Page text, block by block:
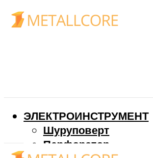
ЭЛЕКТРОИНСТРУМЕНТ
Шуруповерт
Перфоратор